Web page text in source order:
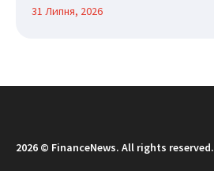
31 Липня, 2026
2026 © FinanceNews. All rights reserved.